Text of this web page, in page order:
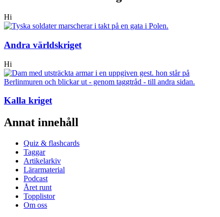
Hi
Andra världskriget
Hi
Kalla kriget
Annat innehåll
Quiz & flashcards
Taggar
Artikelarkiv
Lärarmaterial
Podcast
Året runt
Topplistor
Om oss